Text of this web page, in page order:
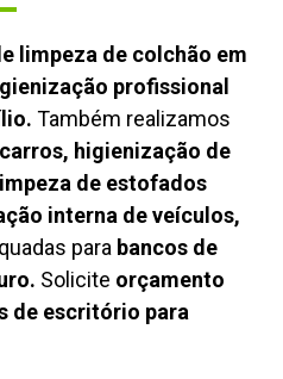
limpeza de colchão em
profissional
Também realizamos
higienização de
de estofados
interna de veículos,
para bancos de
Solicite orçamento
de escritório para